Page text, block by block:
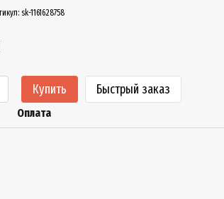
sk-1161628758
Купить Быстрый заказ
Оплата